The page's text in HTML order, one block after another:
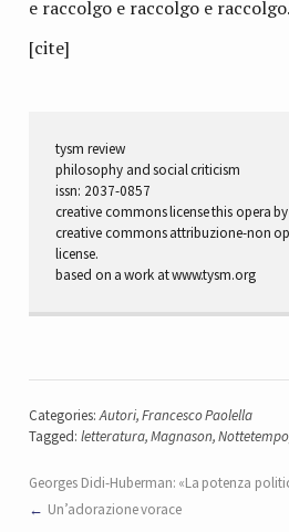
e raccolgo e raccolgo e
[cite]
tysm review
philosophy and social criticism
issn: 2037-0857
creative commons license this opera
creative commons attribuzione-non
license.
based on a work at www.tysm.org
Categories:Autori,Francesco Paolella
Tagged: letteratura,Magnason,Nottetempo
Georges Didi-Huberman: «La potenza
Un’adorazione vorace